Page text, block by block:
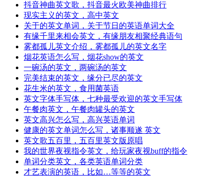
抖音神曲英文歌，抖音最火欧美神曲排行
现实主义的英文，高中英文
关于的英文单词，关于节日的英语单词大全
有缘千里来相会英文，有缘朋友相聚经典语句
雾都孤儿英文介绍，雾都孤儿的英文名字
烟花英语怎么写，烟花show的英文
一碗汤的英文，两碗汤的英文
完美结束的英文，缘分已尽的英文
花生米的英文，食用菌英语
英文字体手写体，七种最受欢迎的英文手写体
午餐肉英文，午餐肉罐头的英文
英文高兴怎么写，高兴英语单词
健康的英文单词怎么写，诸事顺遂 英文
英文歌五百里，五百里英文版原唱
我的世界夜视指令英文，给玩家夜视buff的指令
单词分类英文，各类英语单词分类
才艺表演的英语，比如…等等的英文